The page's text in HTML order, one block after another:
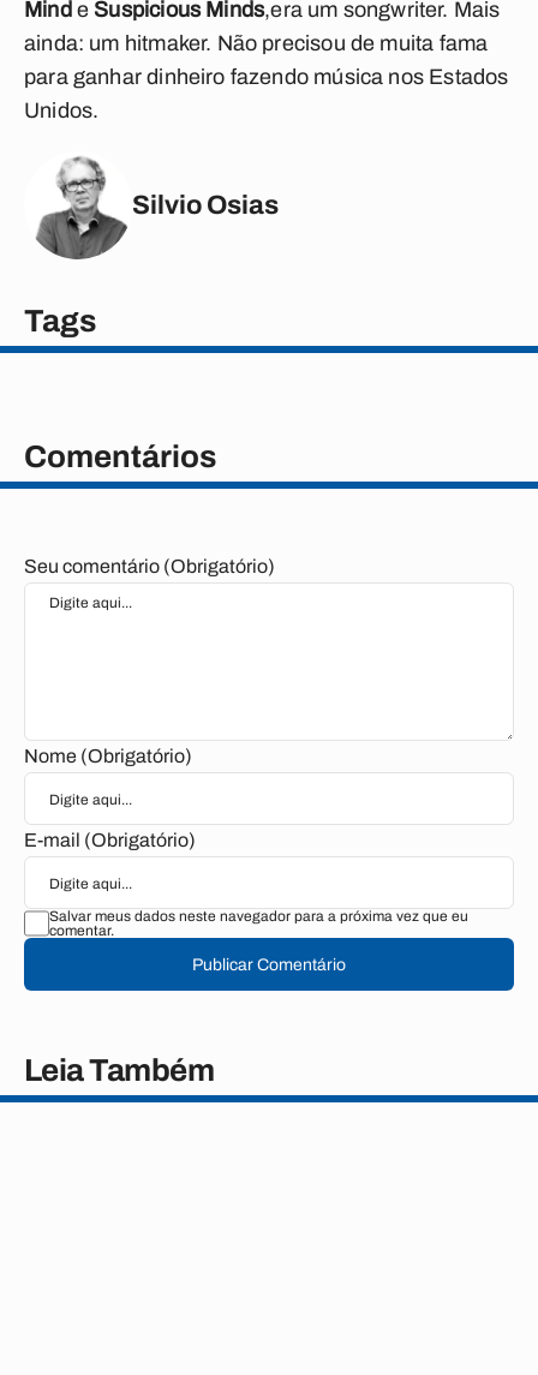
Mind e Suspicious Minds,era um songwriter. Mais
ainda: um hitmaker. Não precisou de muita fama
para ganhar dinheiro fazendo música nos Estados
Unidos.
Silvio Osias
Tags
Comentários
Seu comentário (Obrigatório)
Nome (Obrigatório)
E-mail (Obrigatório)
Salvar meus dados neste navegador para a próxima vez que eu
comentar.
Publicar Comentário
Leia Também